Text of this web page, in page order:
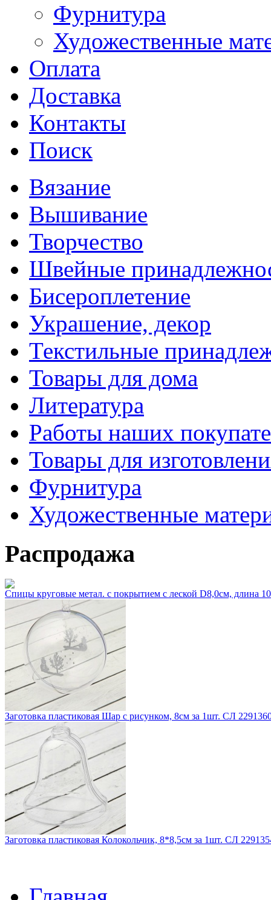
Фурнитура
Художественные
Оплата
Доставка
Контакты
Поиск
Вязание
Вышивание
Творчество
Швейные
Бисероплетение
Украшение, декор
Текстильные
Товары для дома
Литература
Работы наших
Товары для
Фурнитура
Художественные
Распродажа
Спицы круговые метал. с покрытием с леской D8,0см, длина
Заготовка пластиковая Шар с рисунком, 8см за 1шт. СЛ
Заготовка пластиковая Колокольчик, 8*8,5см за 1шт. СЛ